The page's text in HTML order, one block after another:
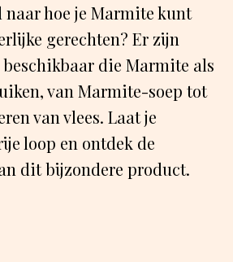
naar hoe je Marmite kunt
gerechten? Er zijn
die Marmite als
van Marmite-soep tot
van vlees. Laat je
loop en ontdek de
dit bijzondere product.